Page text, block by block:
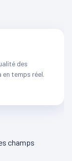
des
temps réel.
champs